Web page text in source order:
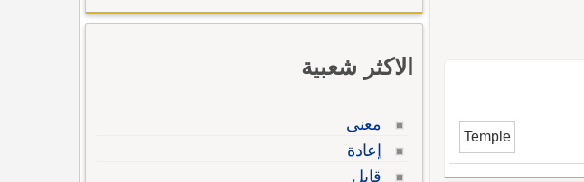
Temple
الاكثر شعبية
معنى
إعادة
قابل